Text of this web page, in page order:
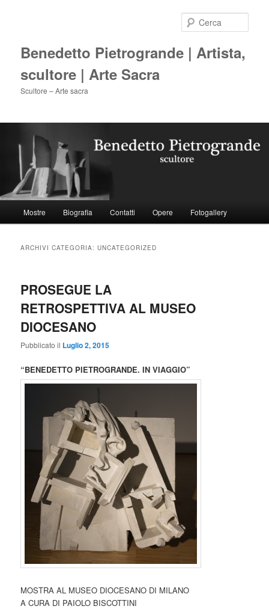
Benedetto Pietrogrande | Artista,
scultore | Arte Sacra
Scultore – Arte sacra
principale
Mostre Biografia Contatti Opere Fotogallery
ARCHIVI CATEGORIA:UNCATEGORIZED
PROSEGUE LA
RETROSPETTIVA AL MUSEO
DIOCESANO
Pubblicato il Luglio 2, 2015
“BENEDETTO PIETROGRANDE. IN VIAGGIO”
MOSTRA AL MUSEO DIOCESANO DI MILANO
A CURA DI PAIOLO BISCOTTINI